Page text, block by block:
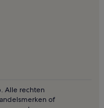
Alle rechten
of